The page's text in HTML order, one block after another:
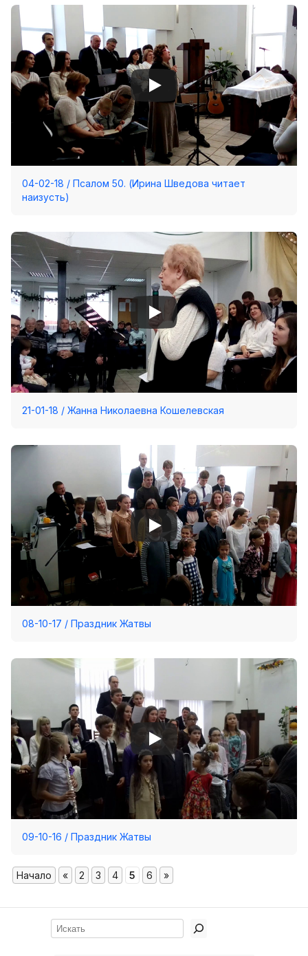
04-02-18 / Псалом 50. (Ирина Шведова читает
наизусть)
21-01-18 / Жанна Николаевна Кошелевская
08-10-17 / Праздник Жатвы
09-10-16 / Праздник Жатвы
Начало « 2 3 4 5 6 »
Поиск